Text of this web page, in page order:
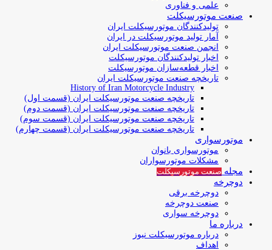
علمی و فناوری
صنعت موتورسیکلت
تولیدکنندگان موتورسیکلت ایران
آمار تولید موتورسیکلت در ایران
انجمن صنعت موتورسیکلت ایران
اخبار تولیدکنندگان موتورسیکلت
اخبار قطعه‌سازان موتورسیکلت
تاریخچه صنعت موتورسیکلت ایران
History of Iran Motorcycle Industry
تاریخچه صنعت موتورسیکلت ایران (قسمت اول)
تاریخچه صنعت موتورسیکلت ایران (قسمت دوم)
تاریخچه صنعت موتورسیکلت ایران (قسمت سوم)
تاریخچه صنعت موتورسیکلت ایران (قسمت چهارم)
موتورسواری
موتورسواری بانوان
مشکلات موتورسواران
مجله صنعت موتورسیکلت
دوچرخه
دوچرخه برقی
صنعت دوچرخه
دوچرخه سواری
درباره ما
درباره موتورسیکلت نیوز
اهداف